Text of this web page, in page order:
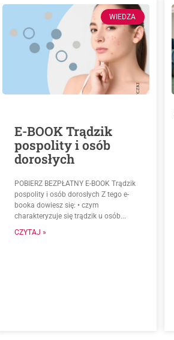
WIEDZA
E-BOOK Trądzik
pospolity i osób
dorosłych
POBIERZ BEZPŁATNY E-BOOK Trądzik
pospolity i osób dorosłych Z tego e-
booka dowiesz się: • czym
charakteryzuje się trądzik u osób...
CZYTAJ »